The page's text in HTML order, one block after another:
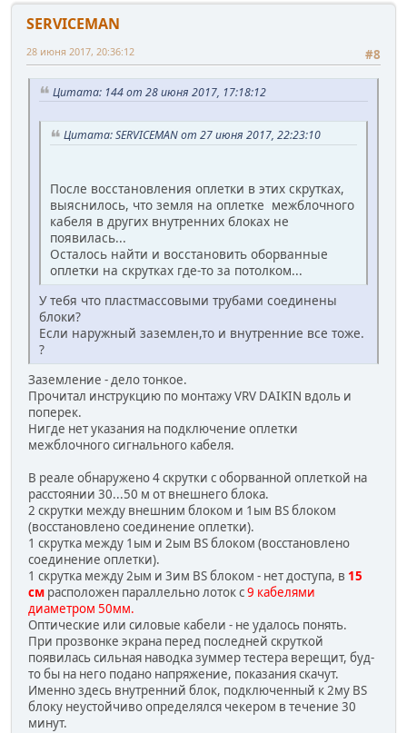
SERVICEMAN
#8
28 июня 2017, 20:36:12
Цитата: 144 от 28 июня 2017, 17:18:12
Цитата: SERVICEMAN от 27 июня 2017, 22:23:10
После восстановления оплетки в этих скрутках,
выяснилось, что земля на оплетке межблочного
кабеля в других внутренних блоках не
появилась...
Осталось найти и восстановить оборванные
оплетки на скрутках где-то за потолком...
У тебя что пластмассовыми трубами соединены
блоки?
Если наружный заземлен,то и внутренние все тоже.
?
Заземление - дело тонкое.
Прочитал инструкцию по монтажу VRV DAIKIN вдоль и
поперек.
Нигде нет указания на подключение оплетки
межблочного сигнального кабеля.
В реале обнаружено 4 скрутки с оборванной оплеткой на
расстоянии 30...50 м от внешнего блока.
2 скрутки между внешним блоком и 1ым BS блоком
(восстановлено соединение оплетки).
1 скрутка между 1ым и 2ым BS блоком (восстановлено
соединение оплетки).
1 скрутка между 2ым и 3им BS блоком - нет доступа, в 15
см расположен параллельно лоток с9 кабелями
диаметром 50мм.
Оптические или силовые кабели - не удалось понять.
При прозвонке экрана перед последней скруткой
появилась сильная наводка зуммер тестера верещит, буд-
то бы на него подано напряжение, показания скачут.
Именно здесь внутренний блок, подключенный к 2му BS
блоку неустойчиво определялся чекером в течение 30
минут.